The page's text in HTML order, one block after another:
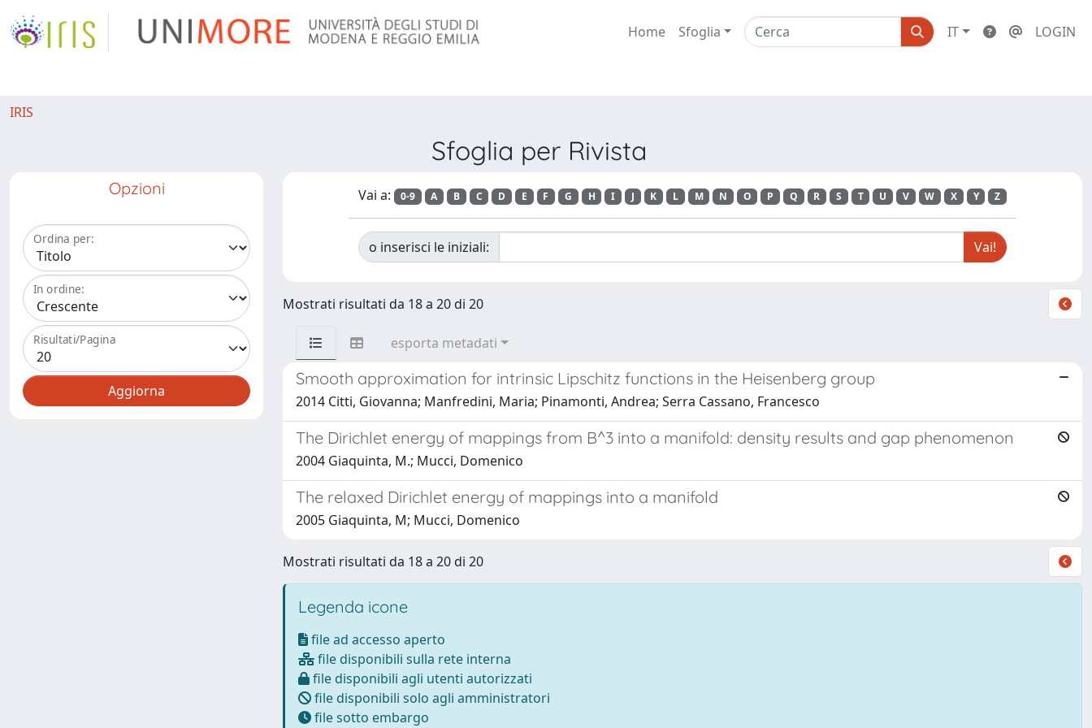
Home Sfoglia IT LOGIN
IRIS
Sfoglia per Rivista
Opzioni
Ordina per:
In ordine:
Risultati/Pagina
Vai a: 0-9 A B C D E F G H I J K L M N O P Q R S T U V W X Y Z
o inserisci le iniziali:
Mostrati risultati da 18 a 20 di 20
esporta metadati
Smooth approximation for intrinsic Lipschitz functions in the Heisenberg group
2014 Citti, Giovanna; Manfredini, Maria; Pinamonti, Andrea; Serra Cassano, Francesco
The Dirichlet energy of mappings from B^3 into a manifold: density results and gap phenomenon
2004 Giaquinta, M.; Mucci, Domenico
The relaxed Dirichlet energy of mappings into a manifold
2005 Giaquinta, M; Mucci, Domenico
Mostrati risultati da 18 a 20 di 20
Legenda icone
file ad accesso aperto
file disponibili sulla rete interna
file disponibili agli utenti autorizzati
file disponibili solo agli amministratori
file sotto embargo